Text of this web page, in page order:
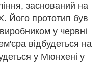
заснований на
Його прототип був
у червні
відбудеться на
у Мюнхені у